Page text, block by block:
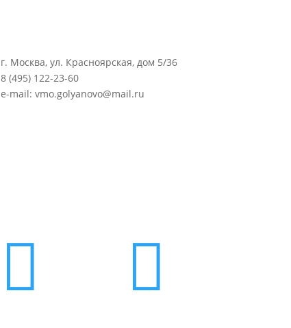
г. Москва, ул. Красноярская, дом 5/36
8 (495) 122-23-60
e-mail: vmo.golyanovo@mail.ru
 